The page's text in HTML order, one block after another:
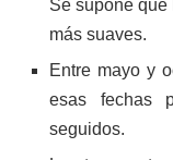
Se supone que
más suaves.
Entre mayo y
esas fechas
seguidos.